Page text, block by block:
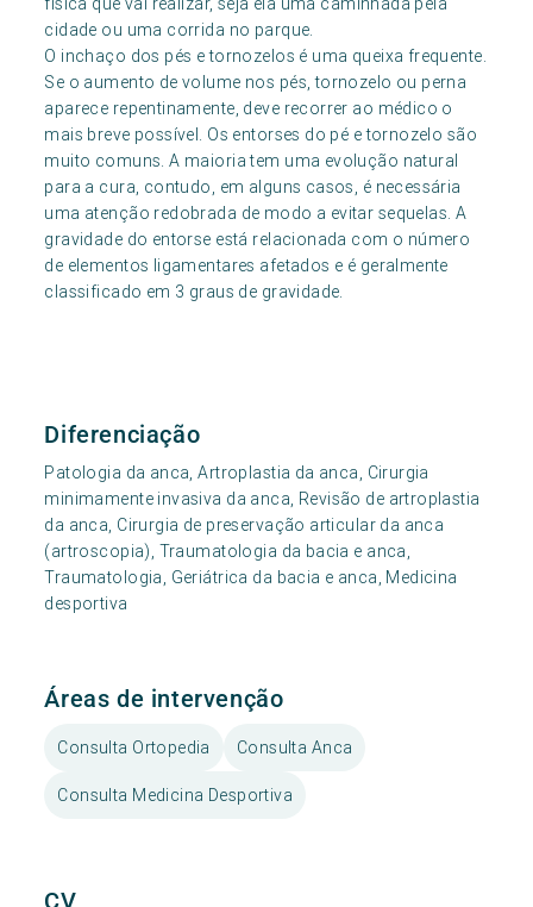
cidade ou uma corrida no parque.
O inchaço dos pés e tornozelos é uma queixa frequente.
Se o aumento de volume nos pés, tornozelo ou perna
aparece repentinamente, deve recorrer ao médico o
mais breve possível. Os entorses do pé e tornozelo são
muito comuns. A maioria tem uma evolução natural
para a cura, contudo, em alguns casos, é necessária
uma atenção redobrada de modo a evitar sequelas. A
gravidade do entorse está relacionada com o número
de elementos ligamentares afetados e é geralmente
classificado em 3 graus de gravidade.
Diferenciação
Patologia da anca, Artroplastia da anca, Cirurgia
minimamente invasiva da anca, Revisão de artroplastia
da anca, Cirurgia de preservação articular da anca
(artroscopia), Traumatologia da bacia e anca,
Traumatologia, Geriátrica da bacia e anca, Medicina
desportiva
Áreas de intervenção
Consulta Ortopedia Consulta Anca
Consulta Medicina Desportiva